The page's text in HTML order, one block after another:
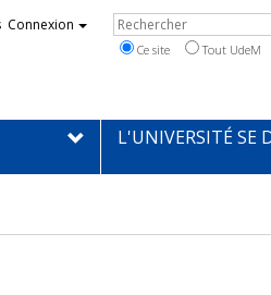
Connexion Rechercher
Ce site Tout UdeM
L'UNIVERSITÉ SE